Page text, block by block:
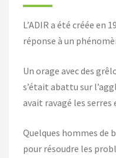
L’ADIR a été créée en
réponse à un
Un orage avec des
s’était abattu sur
avait ravagé les
Quelques hommes de
pour résoudre les